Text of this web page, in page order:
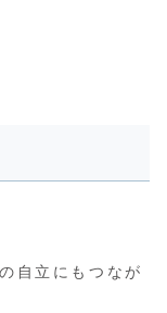
自立にもつなが